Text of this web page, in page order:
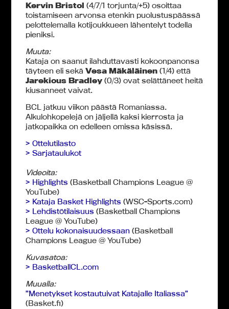
Kervin Bristol (4/7/1 torjunta/+5) osoittaa
toistamiseen arvonsa etenkin puolustuspäässä
pelottelemalla kotijoukkueen lähentelyt todella
pieniksi.
Muuta:
Kataja on saanut ilahduttavasti kokoonpanonsa
täyteen eli sekäVesa Mäkäläinen (1/4) että
Jarekious Bradley (0/3) ovat selättäneet heitä
kiusanneet vaivat.
BCL jatkuu viikon päästä Romaniassa.
Alkulohkopelejä on jäljellä kaksi kierrosta ja
jatkopaikka on edelleen omissa käsissä.
> Ottelutilasto
> Sarjataulukot
Videoita:
> Highlights (Basketball Champions League @
YouTube)
> Kataja Basket Highlights (WSC-Sports.com)
> Lehdistötilaisuus (Basketball Champions
League @ YouTube)
> Ottelu kokonaisuudessaan (Basketball
Champions League @ YouTube)
Kuvasatoa:
> BasketballCL.com
Muualla:
”Menetykset kostautuivat Katajalle Italiassa”
(Basket.fi)